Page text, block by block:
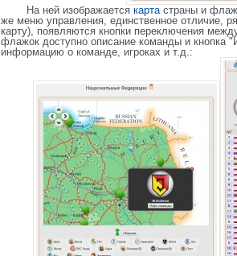
На ней изображается картастраны и
же меню управления, единственное отличие,
карту), появляются кнопки переключения
флажок доступно описание команды и кнопка
информацию о команде, игроках и т.д.: